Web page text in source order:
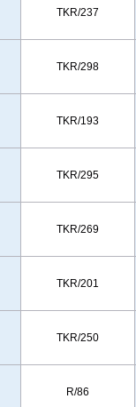
TKR/237
TKR/298
TKR/193
TKR/295
TKR/269
TKR/201
TKR/250
R/86